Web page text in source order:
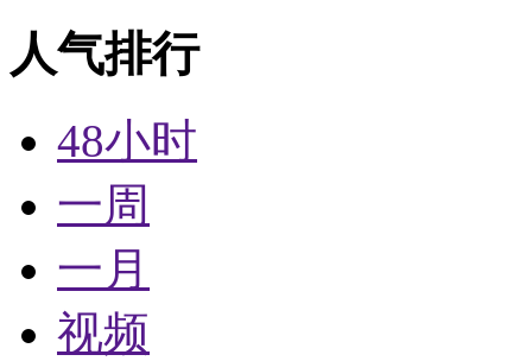
人气排行
48小时
一周
一月
视频